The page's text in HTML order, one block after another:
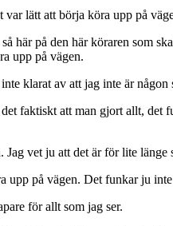
lätt att börja köra upp på
här på den här köraren som
upp på vägen.
klarat av att jag inte är
faktiskt att man gjort allt,
vet ju att det är för lite
på vägen. Det funkar ju
för allt som jag ser.